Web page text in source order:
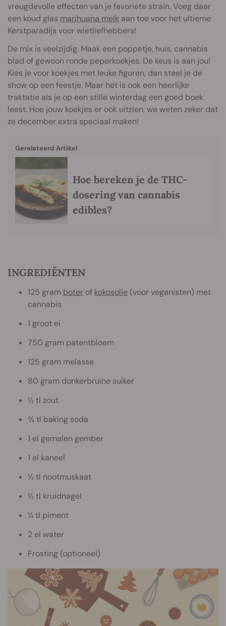
vreugdevolle effecten van je favoriete strain. Voeg daar
een koud glas marihuana melk aan toe voor het ultieme
Kerstparadijs voor wietliefhebbers!
De mix is veelzijdig. Maak een poppetje, huis, cannabis
blad of gewoon ronde peperkoekjes. De keus is aan jou!
Kies je voor koekjes met leuke figuren, dan steel je de
show op een feestje. Maar het is ook een heerlijke
traktatie als je op een stille winterdag een goed boek
leest. Hoe jouw koekjes er ook uitzien, we weten zeker dat
ze december extra speciaal maken!
Gerelateerd Artikel
Hoe bereken je de THC-
dosering van cannabis
edibles?
INGREDIËNTEN
125 gram boter of kokosolie (voor veganisten) met
cannabis
1 groot ei
750 gram patentbloem
125 gram melasse
80 gram donkerbruine suiker
½ tl zout
¾ tl baking soda
1 el gemalen gember
1 el kaneel
½ tl nootmuskaat
½ tl kruidnagel
¼ tl piment
2 el water
Frosting (optioneel)